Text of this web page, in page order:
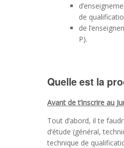
de
de
P).
Quelle est la
Avant de t’inscrire au
Tout d’abord, il te
d’étude (général,
technique de